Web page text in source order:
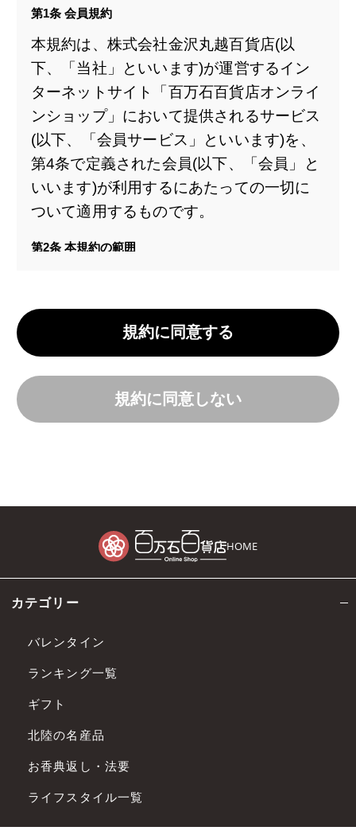
第1条 会員規約
本規約は、株式会社金沢丸越百貨店(以
下、「当社」といいます)が運営するイン
ターネットサイト「百万石百貨店オンライ
ンショップ」において提供されるサービス
(以下、「会員サービス」といいます)を、
第4条で定義された会員(以下、「会員」と
いいます)が利用するにあたっての一切に
ついて適用するものです。
第2条 本規約の範囲
のお届けについて」等の会員サービスに関
等」といいます)、及び今後追加する諸規
定等も、名目の如何にかかわらず、「百万
石百貨店オンラインサービス 会員規約」を
第3条 本規約の変更
本規約の各条項その他の条件は、法令改
正、社会経済情勢の変化、その他相当の事
方法で周知することにより、変更できるも
のとします。
前項の変更は、公表等の際に定める適用開
規約に同意しない
規約に同意する
HOME
カテゴリー
バレンタイン
ランキング一覧
ギフト
北陸の名産品
お香典返し・法要
ライフスタイル一覧